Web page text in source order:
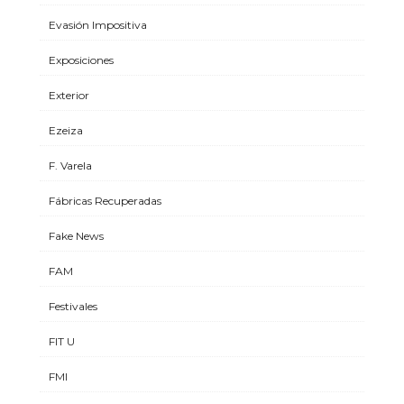
Evasión Impositiva
Exposiciones
Exterior
Ezeiza
F. Varela
Fábricas Recuperadas
Fake News
FAM
Festivales
FIT U
FMI